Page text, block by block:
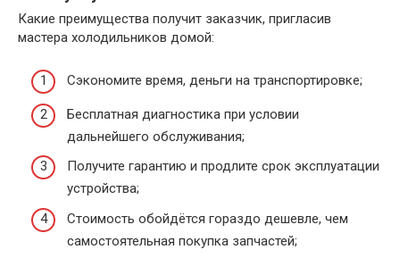
Какие преимущества получит заказчик, пригласив
мастера холодильников домой:
Сэкономите время, деньги на транспортировке;
Бесплатная диагностика при условии
дальнейшего обслуживания;
Получите гарантию и продлите срок эксплуатации
устройства;
Стоимость обойдётся гораздо дешевле, чем
самостоятельная покупка запчастей;